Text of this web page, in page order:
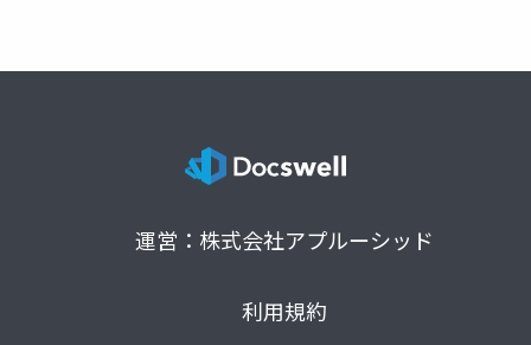
運営：株式会社アプルーシッド
利用規約